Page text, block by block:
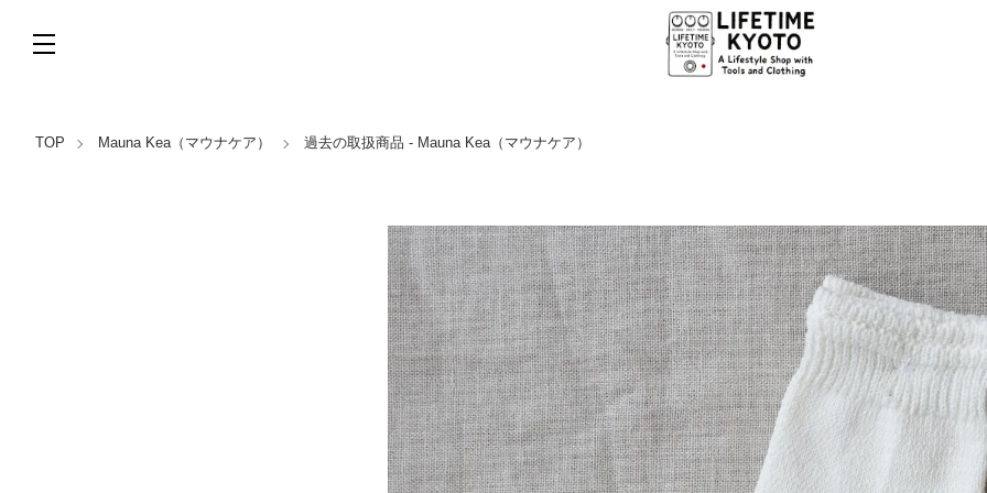
TOP Mauna Kea（マウナケア） 過去の取扱商品 - Mauna Kea（マウナケア）